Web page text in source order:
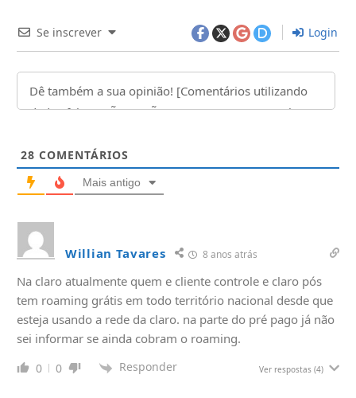
Se inscrever Login
28 COMENTÁRIOS
Mais antigo
Willian Tavares 8 anos atrás
Na claro atualmente quem e cliente controle e claro pós
tem roaming grátis em todo território nacional desde que
esteja usando a rede da claro. na parte do pré pago já não
sei informar se ainda cobram o roaming.
0 0 Responder Ver respostas (4)